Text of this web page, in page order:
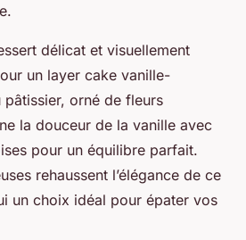
délicat et visuellement
un layer cake vanille-
orné de fleurs
la douceur de la vanille avec
pour un équilibre parfait.
rehaussent l’élégance de ce
un choix idéal pour épater vos